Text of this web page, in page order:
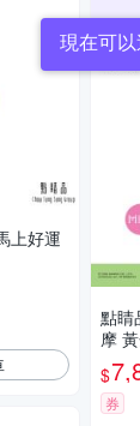
現在可以
點睛
摩
$
券